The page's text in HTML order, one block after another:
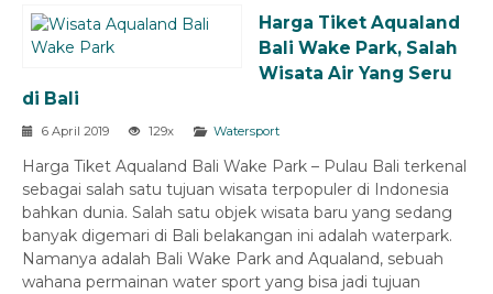
Harga Tiket Aqualand
Bali Wake Park, Salah
Wisata Air Yang Seru
di Bali
6 April 2019 129x Watersport
Harga Tiket Aqualand Bali Wake Park – Pulau Bali terkenal
sebagai salah satu tujuan wisata terpopuler di Indonesia
bahkan dunia. Salah satu objek wisata baru yang sedang
banyak digemari di Bali belakangan ini adalah waterpark.
Namanya adalah Bali Wake Park and Aqualand, sebuah
wahana permainan water sport yang bisa jadi tujuan